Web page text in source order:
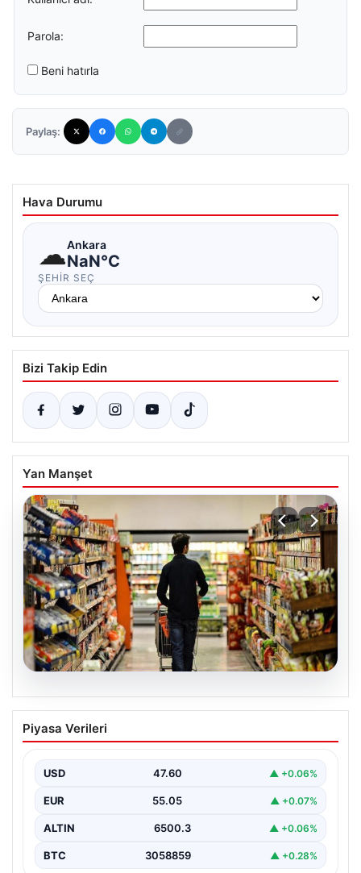
Parola:
Beni hatırla
Paylaş:
Hava Durumu
☁Ankara
NaN°C
ŞEHIR SEÇ
Bizi Takip Edin
Yan Manşet
05.08.2026
Nisan Ayı Enflasyon Rakamları Ne
Zaman Açıklanacak? Ekonomistlerin
Türkiye İstatistik Kurumu (TÜİK) tarafından açıklanacak
Piyasa Verileri
USD 47.60 ▲ +0.06%
EUR 55.05 ▲ +0.07%
ALTIN 6500.3 ▲ +0.06%
BTC 3058859 ▲ +0.28%